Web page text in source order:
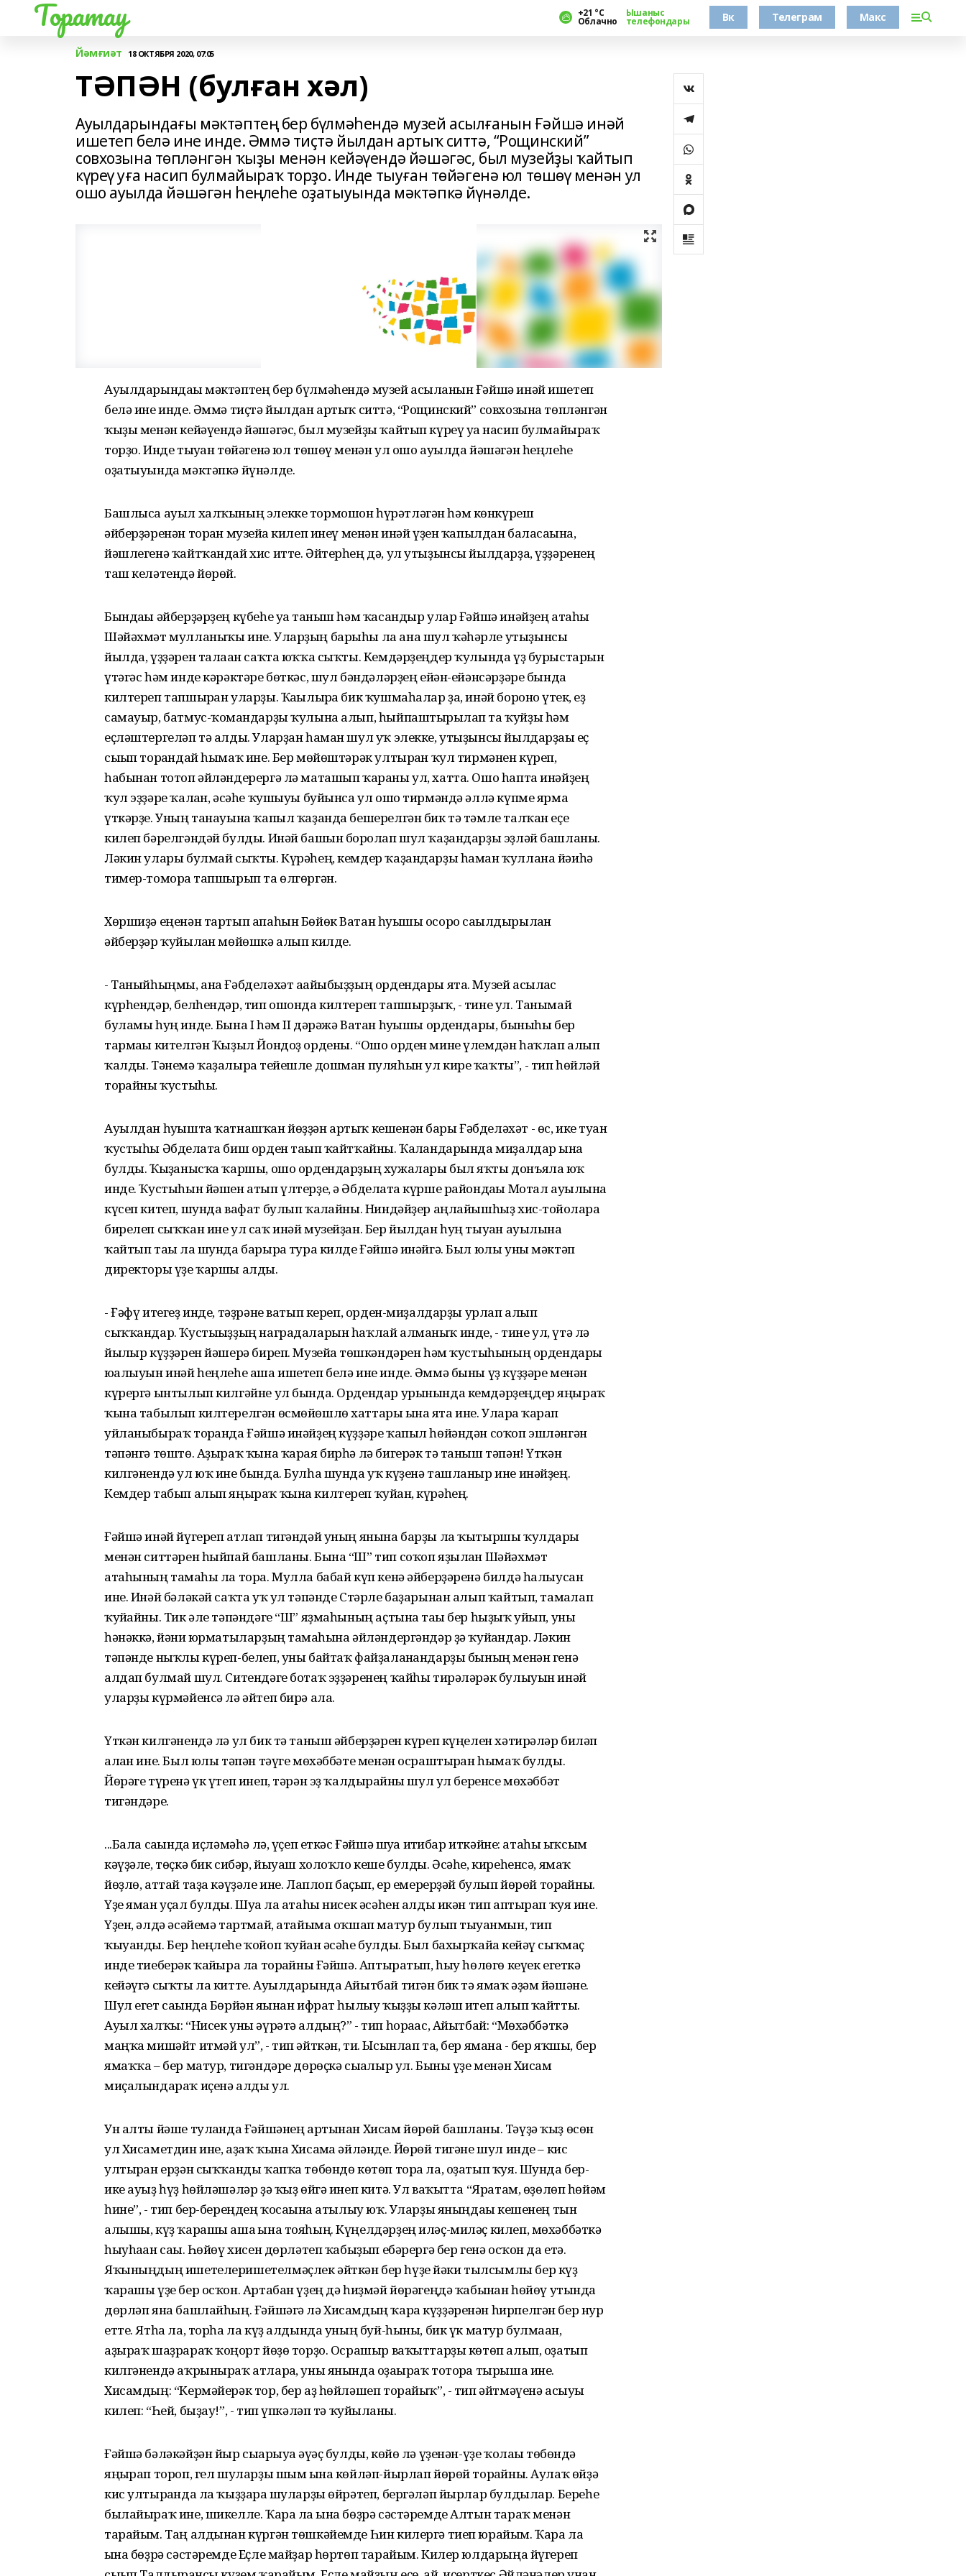
Торатау +21 °С
Облачно
Ышаныс
телефондары Вк Телеграм Макс
Йәмғиәт 18 ОКТЯБРЯ 2020, 07:05
ТӘПӘН (булған хәл)
Ауылдарындағы мәктәптең бер бүлмәһендә музей асылғанын Ғәйшә инәй
ишетеп белә ине инде. Әммә тиҫтә йылдан артыҡ ситтә, “Рощинский”
совхозына төпләнгән ҡыҙы менән кейәүендә йәшәгәс, был музейҙы ҡайтып
күреү уға насип булмайыраҡ торҙо. Инде тыуған төйәгенә юл төшөү менән ул
ошо ауылда йәшәгән һеңлеһе оҙатыуында мәктәпкә йүнәлде.
Ауылдарындағы мәктәптең бер бүлмәһендә музей асылғанын Ғәйшә инәй ишетеп
белә ине инде. Әммә тиҫтә йылдан артыҡ ситтә, “Рощинский” совхозына төпләнгән
ҡыҙы менән кейәүендә йәшәгәс, был музейҙы ҡайтып күреү уға насип булмайыраҡ
торҙо. Инде тыуған төйәгенә юл төшөү менән ул ошо ауылда йәшәгән һеңлеһе
оҙатыуында мәктәпкә йүнәлде.
Башлыса ауыл халҡының элекке тормошон һүрәтләгән һәм көнкүреш
әйберҙәренән торған музейға килеп инеү менән инәй үҙен ҡапылдан баласағына,
йәшлегенә ҡайтҡандай хис итте. Әйтерһең дә, ул утыҙынсы йылдарҙа, үҙҙәренең
таш келәтендә йөрөй.
Бындағы әйберҙәрҙең күбеһе уға таныш һәм ҡасандыр улар Ғәйшә инәйҙең атаһы
Шәйәхмәт мулланыҡы ине. Уларҙың барыһы ла ана шул ҡәһәрле утыҙынсы
йылда, үҙҙәрен талаған саҡта юҡҡа сыҡты. Кемдәрҙеңдер ҡулында үҙ бурыстарын
үтәгәс һәм инде кәрәктәре бөткәс, шул бәндәләрҙең ейән-ейәнсәрҙәре бында
килтереп тапшырған уларҙы. Ҡағылырға бик ҡушмаһалар ҙа, инәй боронғо үтек, еҙ
самауыр, батмус-ҡомғандарҙы ҡулына алып, һыйпаштырғылап та ҡуйҙы һәм
еҫләштергеләп тә алды. Уларҙан һаман шул уҡ элекке, утыҙынсы йылдарҙағы еҫ
сығып торғандай һымаҡ ине. Бер мөйөштәрәк ултырған ҡул тирмәнен күреп,
һабынан тотоп әйләндерергә лә маташып ҡараны ул, хатта. Ошо һапта инәйҙең
ҡул эҙҙәре ҡалған, әсәһе ҡушыуы буйынса ул ошо тирмәндә әллә күпме ярма
үткәрҙе. Уның танауына ҡапыл ҡаҙанда бешерелгән бик тә тәмле талҡан еҫе
килеп бәрелгәндәй булды. Инәй башын борғолап шул ҡаҙандарҙы эҙләй башланы.
Ләкин улары булмай сыҡты. Күрәһең, кемдер ҡаҙандарҙы һаман ҡуллана йәиһә
тимер-томорға тапшырып та өлгөргән.
Хөршиҙә еңенән тартып апаһын Бөйөк Ватан һуғышы осоро сағылдырылған
әйберҙәр ҡуйылған мөйөшкә алып килде.
- Таныйһыңмы, ана Ғәбделәхәт ағайыбыҙҙың ордендары ята. Музей асылғас
күрһендәр, белһендәр, тип ошонда килтереп тапшырҙыҡ, - тине ул. Танымай
буламы һуң инде. Бына I һәм II дәрәжә Ватан һуғышы ордендары, быныһы бер
тармағы кителгән Ҡыҙыл Йондоҙ ордены. “Ошо орден мине үлемдән һаҡлап алып
ҡалды. Тәнемә ҡаҙалырға тейешле дошман пуляһын ул кире ҡаҡты”, - тип һөйләй
торғайны ҡустыһы.
Ауылдан һуғышта ҡатнашҡан йөҙҙән артыҡ кешенән бары Ғәбделәхәт - өс, ике туған
ҡустыһы Әбделғата биш орден тағып ҡайтҡайны. Ҡалғандарында миҙалдар ғына
булды. Ҡыҙғанысҡа ҡаршы, ошо ордендарҙың хужалары был яҡты донъяла юҡ
инде. Ҡустыһын йәшен атып үлтерҙе, ә Әбделғата күрше райондағы Мотал ауылына
күсеп китеп, шунда вафат булып ҡалғайны. Ниндәйҙер аңлайышһыҙ хис-тойғоларға
бирелеп сыҡҡан ине ул саҡ инәй музейҙан. Бер йылдан һуң тыуған ауылына
ҡайтып тағы ла шунда барырға тура килде Ғәйшә инәйгә. Был юлы уны мәктәп
директоры үҙе ҡаршы алды.
- Ғәфү итегеҙ инде, тәҙрәне ватып кереп, орден-миҙалдарҙы урлап алып
сыҡҡандар. Ҡустығыҙҙың наградаларын һаҡлай алманыҡ инде, - тине ул, үтә лә
йылғыр күҙҙәрен йәшерә биреп. Музейға төшкәндәрен һәм ҡустыһының ордендары
юғалыуын инәй һеңлеһе аша ишетеп белә ине инде. Әммә быны үҙ күҙҙәре менән
күрергә ынтылып килгәйне ул бында. Ордендар урынында кемдәрҙеңдер яңыраҡ
ҡына табылып килтерелгән өсмөйөшлө хаттары ғына ята ине. Уларға ҡарап
уйланыбыраҡ торғанда Ғәйшә инәйҙең күҙҙәре ҡапыл һөйәндән соҡоп эшләнгән
тәпәнгә төштө. Аҙыраҡ ҡына ҡарая бирһә лә бигерәк тә таныш тәпән! Үткән
килгәнендә ул юҡ ине бында. Булһа шунда уҡ күҙенә ташланыр ине инәйҙең.
Кемдер табып алып яңыраҡ ҡына килтереп ҡуйған, күрәһең.
Ғәйшә инәй йүгереп атлап тигәндәй уның янына барҙы ла ҡытыршы ҡулдары
менән ситтәрен һыйпай башланы. Бына “Ш” тип соҡоп яҙылған Шәйәхмәт
атаһының тамғаһы ла тора. Мулла бабай күп кенә әйберҙәренә билдә һалыусан
ине. Инәй бәләкәй саҡта уҡ ул тәпәнде Стәрле баҙарынан алып ҡайтып, тамғалап
ҡуйғайны. Тик әле тәпәндәге “Ш” яҙмаһының аҫтына тағы бер һыҙыҡ уйып, уны
һәнәккә, йәғни юрматыларҙың тамғаһына әйләндергәндәр ҙә ҡуйғандар. Ләкин
тәпәнде ныҡлы күреп-белеп, уны байтаҡ файҙаланғандарҙы бының менән генә
алдап булмай шул. Ситендәге ботаҡ эҙҙәренең ҡайһы тирәләрәк булыуын инәй
уларҙы күрмәйенсә лә әйтеп бирә ала.
Үткән килгәнендә лә ул бик тә таныш әйберҙәрен күреп күңелен хәтирәләр биләп
алған ине. Был юлы тәпән тәүге мөхәббәте менән осраштырған һымаҡ булды.
Йөрәге түренә үк үтеп инеп, тәрән эҙ ҡалдырғайны шул ул беренсе мөхәббәт
тигәндәре.
...Бала сағында иҫләмәһә лә, үҫеп еткәс Ғәйшә шуға иғтибар иткәйне: атаһы ыҡсым
кәүҙәле, төҫкә бик сибәр, йыуаш холоҡло кеше булды. Әсәһе, киреһенсә, ямаҡ
йөҙлө, аттай таҙа кәүҙәле ине. Лаплоп баҫып, ер емерерҙәй булып йөрөй торғайны.
Үҙе яман уҫал булды. Шуға ла атаһы нисек әсәһен алды икән тип аптырап ҡуя ине.
Үҙен, әлдә әсәйемә тартмай, атайыма оҡшап матур булып тыуғанмын, тип
ҡыуанды. Бер һеңлеһе ҡойоп ҡуйған әсәһе булды. Был бахырҡайға кейәү сыҡмаҫ
инде тиеберәк ҡайғыра ла торғайны Ғәйшә. Аптыратып, һыу һөлөгө кеүек егеткә
кейәүгә сыҡты ла китте. Ауылдарында Айытбай тигән бик тә ямаҡ әҙәм йәшәне.
Шул егет сағында Бөрйән яғынан ифрат һылыу ҡыҙҙы кәләш итеп алып ҡайтты.
Ауыл халҡы: “Нисек уны әүрәтә алдың?” - тип һорағас, Айытбай: “Мөхәббәткә
маңҡа мишәйт итмәй ул”, - тип әйткән, ти. Ысынлап та, бер яманға - бер яҡшы, бер
ямаҡҡа – бер матур, тигәндәре дөрөҫкә сығалыр ул. Быны үҙе менән Хисам
миҫалындараҡ иҫенә алды ул.
Ун алты йәше тулғанда Ғәйшәнең артынан Хисам йөрөй башланы. Тәүҙә ҡыҙ өсөн
ул Хисаметдин ине, аҙаҡ ҡына Хисамға әйләнде. Йөрөй тигәне шул инде – кис
ултырған ерҙән сыҡҡанды ҡапҡа төбөндө көтөп тора ла, оҙатып ҡуя. Шунда бер-
ике ауыҙ һүҙ һөйләшәләр ҙә ҡыҙ өйгә инеп китә. Ул ваҡытта “Яратам, өҙөлөп һөйәм
һине”, - тип бер-береңдең ҡосағына атылыу юҡ. Уларҙы яныңдағы кешенең тын
алышы, күҙ ҡарашы аша ғына тояһың. Күңелдәрҙең иләҫ-миләҫ килеп, мөхәббәткә
һыуһаған сағы. Һөйөү хисен дөрләтеп ҡабыҙып ебәрергә бер генә осҡон да етә.
Яҡыныңдың ишетелеришетелмәҫлек әйткән бер һүҙе йәки тылсымлы бер күҙ
ҡарашы үҙе бер осҡон. Артабан үҙең дә һиҙмәй йөрәгеңдә ҡабынған һөйөү утында
дөрләп яна башлайһың. Ғәйшәгә лә Хисамдың ҡара күҙҙәренән һирпелгән бер нур
етте. Ятһа ла, торһа ла күҙ алдында уның буй-һыны, бик үк матур булмаған,
аҙыраҡ шаҙрараҡ ҡоңғорт йөҙө торҙо. Осрашыр ваҡыттарҙы көтөп алып, оҙатып
килгәнендә аҡрыныраҡ атларға, уны янында оҙағыраҡ тоторға тырыша ине.
Хисамдың: “Кермәйерәк тор, бер аҙ һөйләшеп торайыҡ”, - тип әйтмәүенә асыуы
килеп: “Һей, быҙау!”, - тип үпкәләп тә ҡуйғыланы.
Ғәйшә бәләкәйҙән йыр сығарыуға әүәҫ булды, көйө лә үҙенән-үҙе ҡолағы төбөндә
яңғырап тороп, гел шуларҙы шым ғына көйләп-йырлап йөрөй торғайны. Аулаҡ өйҙә
кис ултырғанда ла ҡыҙҙарға шуларҙы өйрәтеп, бергәләп йырлар булдылар. Береһе
былайыраҡ ине, шикелле. Ҡара ла ғына бөҙрә сәстәремде Алтын тараҡ менән
тарайым. Таң алдынан күргән төшкәйемде Һин килергә тиеп юрайым. Ҡара ла
ғына бөҙрә сәстәремде Еҫле майҙар һөртөп тарайым. Килер юлдарыңа йүгереп